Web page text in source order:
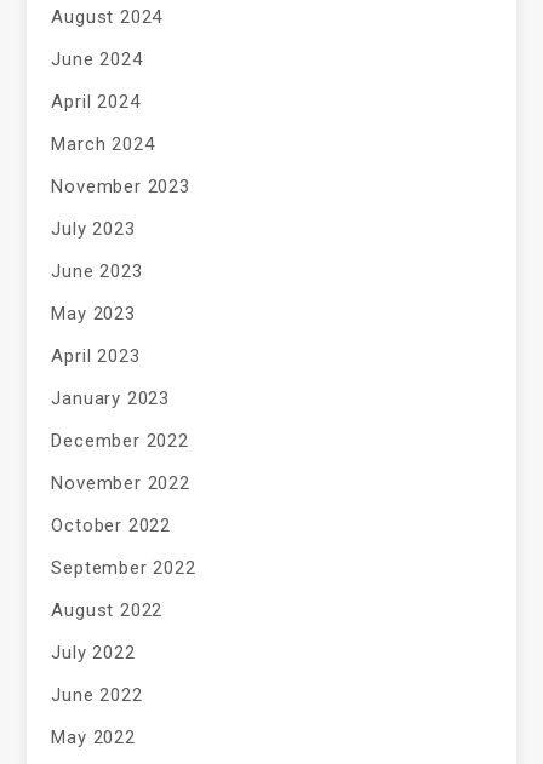
August 2024
June 2024
April 2024
March 2024
November 2023
July 2023
June 2023
May 2023
April 2023
January 2023
December 2022
November 2022
October 2022
September 2022
August 2022
July 2022
June 2022
May 2022